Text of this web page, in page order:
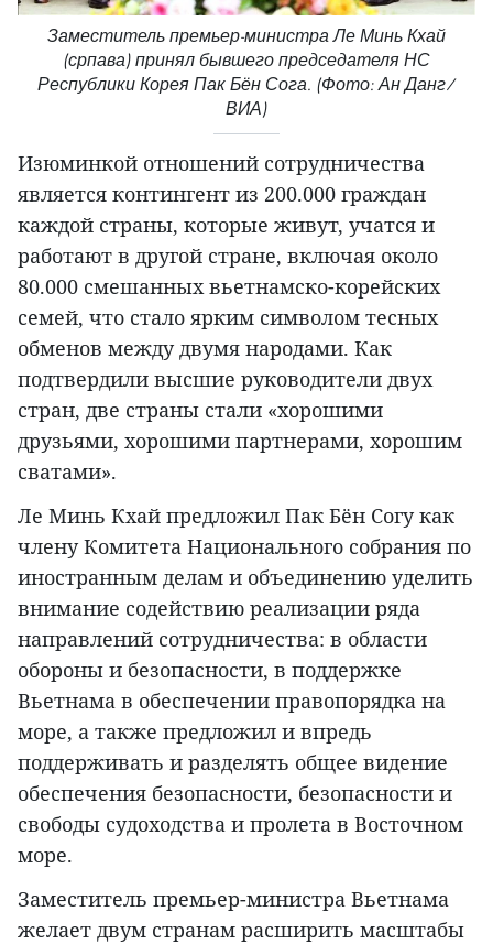
Заместитель премьер-министра Ле Минь Кхай
(српава) принял бывшего председателя НС
Республики Корея Пак Бён Сога. (Фото: Ан Данг/
ВИА)
Изюминкой отношений сотрудничества
является контингент из 200.000 граждан
каждой страны, которые живут, учатся и
работают в другой стране, включая около
80.000 смешанных вьетнамско-корейских
семей, что стало ярким символом тесных
обменов между двумя народами. Как
подтвердили высшие руководители двух
стран, две страны стали «хорошими
друзьями, хорошими партнерами, хорошим
сватами».
Ле Минь Кхай предложил Пак Бён Согу как
члену Комитета Национального собрания по
иностранным делам и объединению уделить
внимание содействию реализации ряда
направлений сотрудничества: в области
обороны и безопасности, в поддержке
Вьетнама в обеспечении правопорядка на
море, а также предложил и впредь
поддерживать и разделять общее видение
обеспечения безопасности, безопасности и
свободы судоходства и пролета в Восточном
море.
Заместитель премьер-министра Вьетнама
желает двум странам расширить масштабы